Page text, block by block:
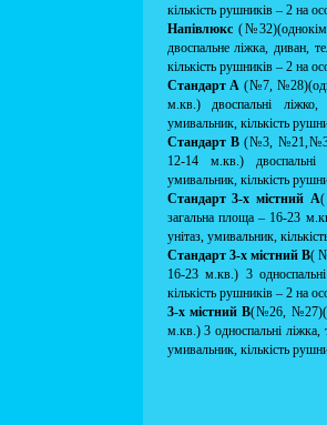
кількість рушників – 2 на
Напівлюкс
двоспальне ліжка, диван,
кількість рушників – 2 на
Стандарт А (№7,
м.кв.) двоспальні ліжко,
умивальник, кількість
Стандарт В (№3,
12-14 м.кв.) двоспальні
умивальник, кількість
Стандарт 3-х містний А
загальна площа – 16-23
унітаз, умивальник,
Стандарт 3-х містний В(
16-23 м.кв.) 3
кількість рушників – 2 на
3-х містний В(№26,
м.кв.) 3 односпальні ліжка,
умивальник, кількість